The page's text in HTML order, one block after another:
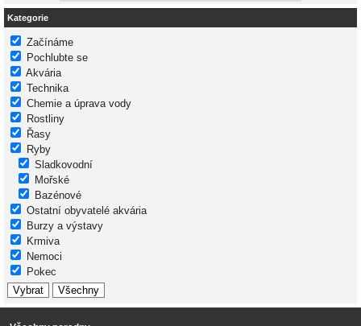
Kategorie
Začínáme
Pochlubte se
Akvária
Technika
Chemie a úprava vody
Rostliny
Řasy
Ryby
Sladkovodní
Mořské
Bazénové
Ostatní obyvatelé akvária
Burzy a výstavy
Krmiva
Nemoci
Pokec